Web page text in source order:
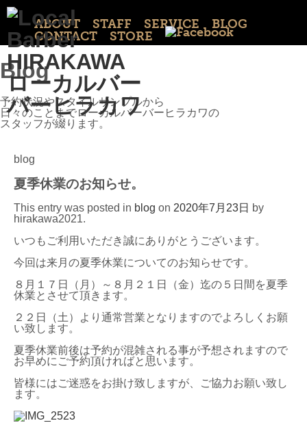
ABOUT STAFF SERVICE
BLOG
CONTACT
STORE
Blog
予約状況やスタイルサンプルから
日々のことまでローカルバーバーヒラカワの
スタッフが綴ります。
blog
夏季休業のお知らせ。
This entry was posted in blog on 2020年7月23日 by
hirakawa2021.
いつもご利用いただき誠にありがとうございます。
今回は来月の夏季休業についてのお知らせです。
８月１７日（月）～８月２１日（金）迄の５日間を夏季
休業とさせて頂きます。
２２日（土）より通常営業となりますのでよろしくお願
い致します。
夏季休業前後は予約が混雑される事が予想されますので
お早めにご予約頂ければと思います。
皆様にはご迷惑をお掛け致しますが、ご協力お願い致し
ます。